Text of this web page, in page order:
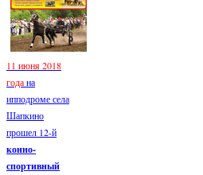
11 июня 2018
годана
ипподроме села
Шапкино
прошел 12-й
конно-
спортивный